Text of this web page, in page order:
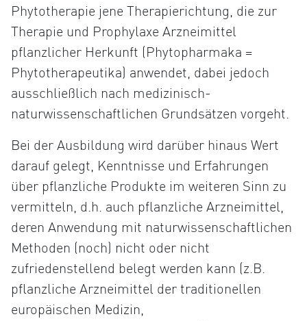
Phytotherapie jene Therapierichtung, die zur
Therapie und Prophylaxe Arzneimittel
pflanzlicher Herkunft (Phytopharmaka =
Phytotherapeutika) anwendet, dabei jedoch
ausschließlich nach medizinisch-
naturwissenschaftlichen Grundsätzen vorgeht.
Bei der Ausbildung wird darüber hinaus Wert
darauf gelegt, Kenntnisse und Erfahrungen
über pflanzliche Produkte im weiteren Sinn zu
vermitteln, d.h. auch pflanzliche Arzneimittel,
deren Anwendung mit naturwissenschaftlichen
Methoden (noch) nicht oder nicht
zufriedenstellend belegt werden kann (z.B.
pflanzliche Arzneimittel der traditionellen
europäischen Medizin,